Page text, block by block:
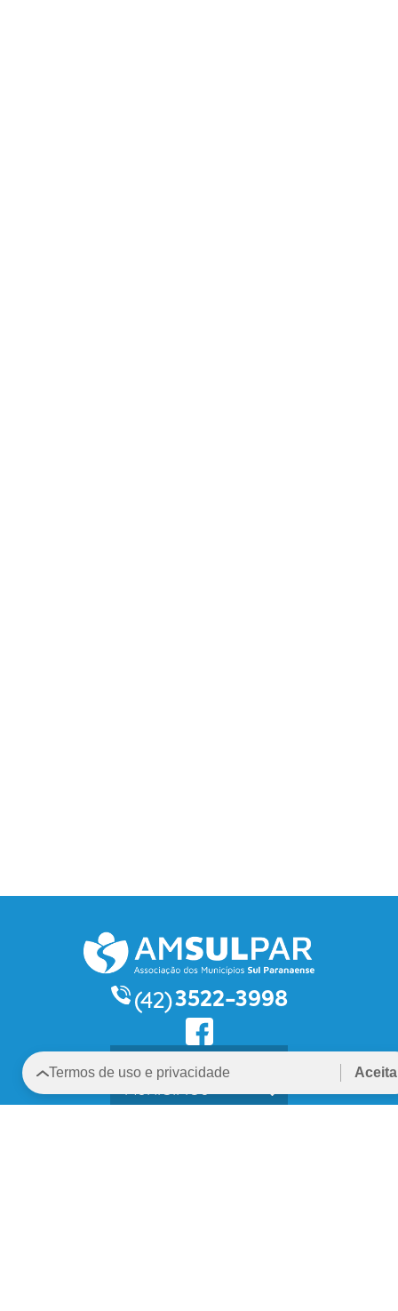
(42)3522-3998
MUNICÍPIOS
Termos de uso e privacidade